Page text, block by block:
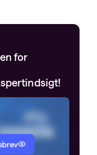
for